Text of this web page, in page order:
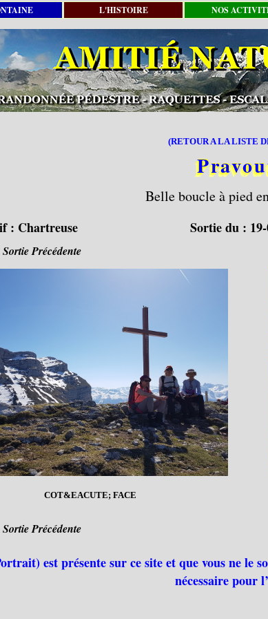
L'HISTOIRE NOS
(RETOUR A LA LISTE
Belle boucle à pied
: Chartreuse Sortie du :
Sortie Précédente
COT&EACUTE; FACE
Sortie Précédente
est présente sur ce site et que vous ne le
nécessaire pour